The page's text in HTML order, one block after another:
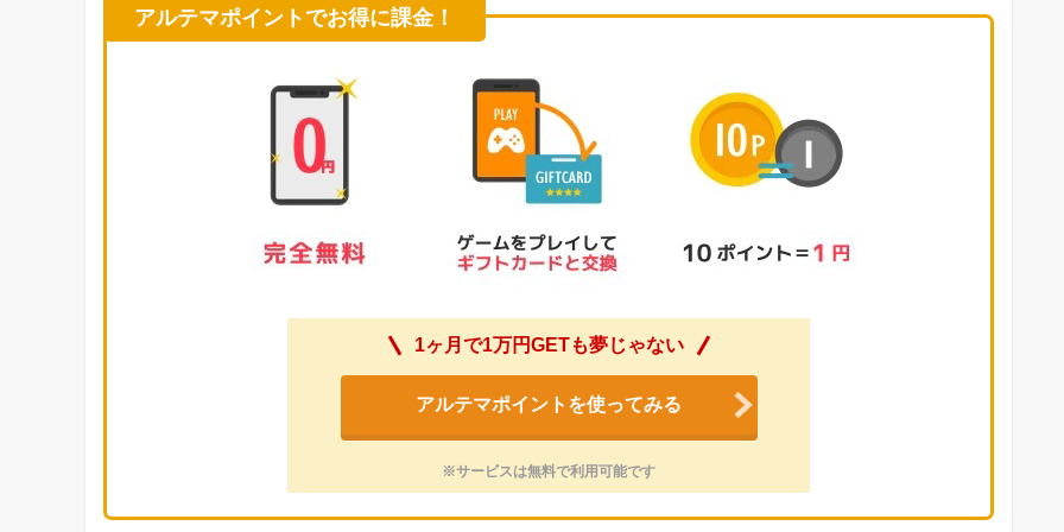
アルテマポイントでお得に課金！
1ヶ月で1万円GETも夢じゃない
アルテマポイントを使ってみる
※サービスは無料で利用可能です